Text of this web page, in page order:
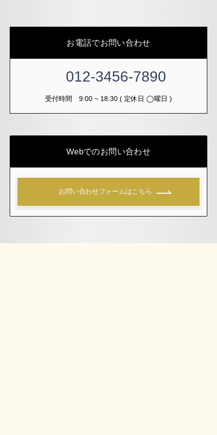
お電話でお問い合わせ
012-3456-7890
受付時間 9:00 ~ 18:30 ( 定休日 ◯曜日 )
Webでのお問い合わせ
お問い合わせフォームはこちら